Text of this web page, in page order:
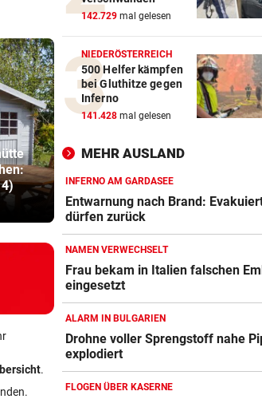
Mangel: „Es droht
ein Kahlschlag!“
.
Strafe für Lenker
NACH ARBEIT IM EINSATZ
60 Alarme zu Waldbränden in
einer Woche
NAMEN VERWECHSELT vor
Embryo eingesetzt
DREIMAL SO VIELE KÜHE vor
Dürre bringt jetzt auch
Schlachthöfe ans Limit
STATT SCHACHGENIE vor 2
András Baka soll neuer
Ungarns werden
142.729 mal gelesen
NIEDERÖSTERREICH
500 Helfer kämpfen
bei Gluthitze gegen
Inferno
141.428 mal gelesen
MEHR AUSLAND
INFERNO AM GARDASEE
Entwarnung nach Brand:
dürfen zurück
NAMEN VERWECHSELT
Frau bekam in Italien falschen
eingesetzt
ALARM IN BULGARIEN
Drohne voller Sprengstoff nahe
explodiert
FLOGEN ÜBER KASERNE